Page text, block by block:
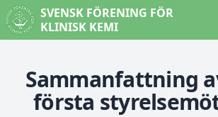
SVENSK FÖRENING FÖR
KLINISK KEMI
Sammanfattning
första